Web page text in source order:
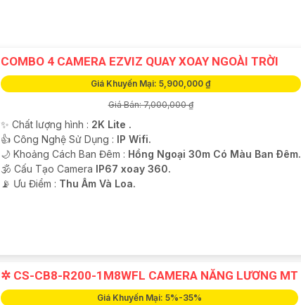
COMBO 4 CAMERA EZVIZ QUAY XOAY NGOÀI TRỜI
Giá Khuyến Mại: 5,900,000 ₫
Giá Bán: 7,000,000 ₫
✨ Chất lượng hình : 2K Lite .
👍 Công Nghệ Sử Dụng : IP Wifi.
🌙 Khoảng Cách Ban Đêm : Hồng Ngoại 30m Có Màu Ban Ðêm.
🕉️ Cấu Tạo Camera IP67 xoay 360.
️📡 Ưu Điểm : Thu Âm Và Loa.
✲ CS-CB8-R200-1M8WFL CAMERA NĂNG LƯƠNG MT
Giá Khuyến Mại: 5%-35%